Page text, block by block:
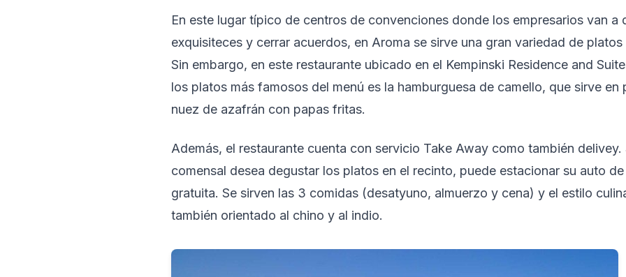
En este lugar típico de centros de convenciones donde los empresarios van a
exquisiteces y cerrar acuerdos, en Aroma se sirve una gran variedad de
Sin embargo, en este restaurante ubicado en el Kempinski Residence and
los platos más famosos del menú es la hamburguesa de camello, que sirve en
nuez de azafrán con papas fritas.
Además, el restaurante cuenta con servicio Take Away como también delivey.
comensal desea degustar los platos en el recinto, puede estacionar su auto
gratuita. Se sirven las 3 comidas (desatyuno, almuerzo y cena) y el estilo
también orientado al chino y al indio.